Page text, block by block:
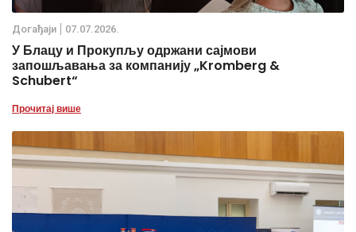
Дoгађаjи 07.07.2026.
У Блацу и Прокупљу одржани сајмови
запошљавања за компанију „Kromberg &
Schubert“
Прочитај више